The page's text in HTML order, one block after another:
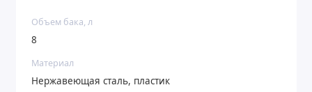
Объем бака, л
8
Материал
Нержавеющая сталь, пластик